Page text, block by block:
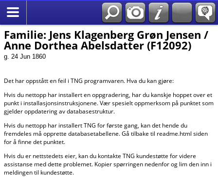
Familie: Jens Klagenberg Grøn Jensen /
Anne Dorthea Abelsdatter (F12092)
g. 24 Jun 1860
Det har oppstått en feil i TNG programvaren. Hva du kan gjøre:
Hvis du nettopp har installert en oppgradering, har du kanskje hoppet over et
punkt i installasjonsinstruksjonene. Vær spesielt oppmerksom på punktet som
gjelder oppdatering av databasestruktur.
Hvis du nettopp har installert TNG for første gang, kan det hende du
fremdeles må opprette databasetabellene. Gå tilbake til readme.html siden
for å finne det punktet.
Hvis du er nettstedets eier, kan du kontakte TNG kundestøtte for videre
assistanse med dette problemet. Kopier spørringen nedenfor og lim den inn i
meldingen til kundestøtte.